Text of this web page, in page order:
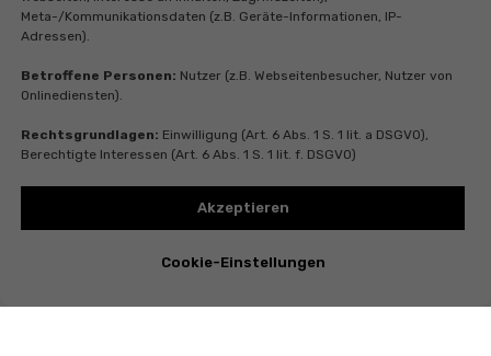
Meta-/Kommunikationsdaten (z.B. Geräte-Informationen, IP-
Adressen).
Betroffene Personen: Nutzer (z.B. Webseitenbesucher, Nutzer von
Onlinediensten).
Rechtsgrundlagen: Einwilligung (Art. 6 Abs. 1 S. 1 lit. a DSGVO),
Berechtigte Interessen (Art. 6 Abs. 1 S. 1 lit. f. DSGVO)
Akzeptieren
Cookie-Einstellungen